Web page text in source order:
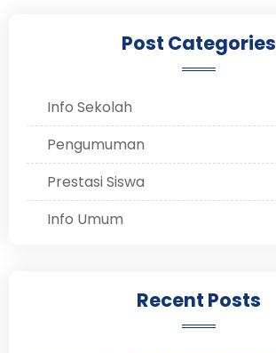
Post Categories
Info Sekolah
Pengumuman
Prestasi Siswa
Info Umum
Recent Posts